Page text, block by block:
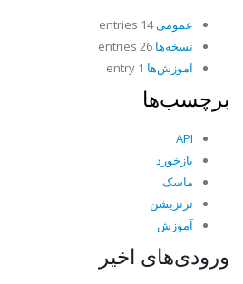
عمومی14 entries
نسخه‌ها
آموزش‌ها
برچسب‌ها
API
بازخورد
ماسک
ترنزیشن
آموزش
ورودی‌های اخیر